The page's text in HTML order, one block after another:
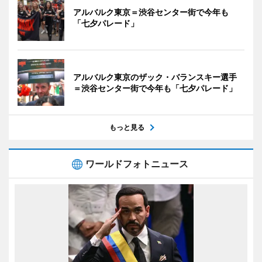
アルバルク東京＝渋谷センター街で今年も
「七夕パレード」
アルバルク東京のザック・バランスキー選手
＝渋谷センター街で今年も「七夕パレード」
もっと見る
ワールドフォトニュース